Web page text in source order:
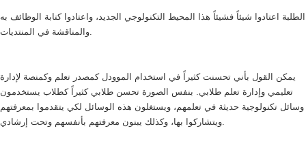
الطلبة اعتادوا شيئاً فشيئاً هذا المحيط التكنولوجي الجديد، واعتادوا كتابة الوظائف به
والمناقشة في المنتديات.
يمكن القول بأني تحسنت كثيراً في استخدام الموودل كمصدر تعلم وكمنصة لإدارة
تعليمي وإدارة تعلم طلابي. بنفس الصورة تحسن طلابي كثيراً كطلاب يستخدمون
وسائل تكنولوجية حديثة في تعلمهم، ويستغلون هذه الوسائل لكي يتقدموا بمعرفتهم
ويتشاركوا بها، وكذلك يبنون معرفتهم بأنفسهم وتحت إرشادي.